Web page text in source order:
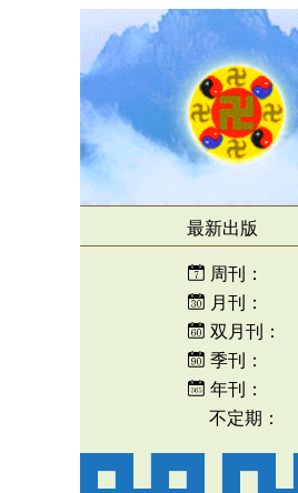
最新出版
周刊：
月刊：
双月刊：
季刊：
年刊：
不定期：